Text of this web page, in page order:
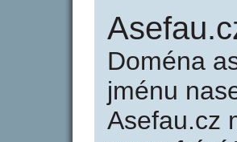
Doména
jménu
Asefau.cz